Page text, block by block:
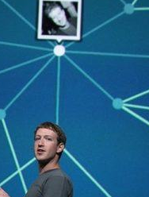
cho hàng loạt